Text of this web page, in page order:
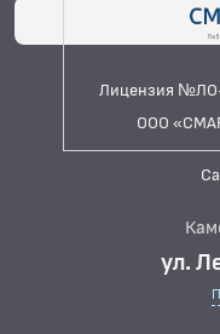
Лицензия
ООО
ул.